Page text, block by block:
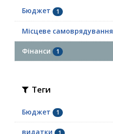
Бюджет 1
Місцеве самоврядування
Фінанси 1
Теги
Бюджет 1
видатки